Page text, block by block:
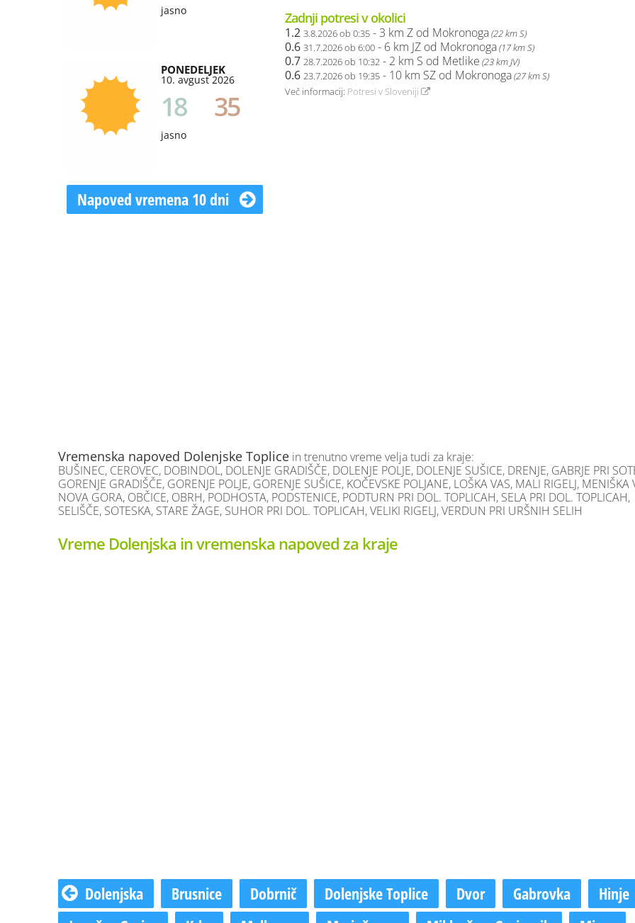
jasno
PONEDELJEK
10. avgust 2026
18 35
jasno
Napoved vremena 10 dni
Zadnji potresi v okolici
1.2 3.8.2026 ob 0:35 - 3 km Z od Mokronoga(22 km S)
0.6 31.7.2026 ob 6:00 - 6 km JZ od Mokronoga(17 km S)
0.7 28.7.2026 ob 10:32 - 2 km S od Metlike (23 km JV)
0.6 23.7.2026 ob 19:35 - 10 km SZ od Mokronoga(27 km S)
Več informacij: Potresi v Sloveniji
Vremenska napoved Dolenjske Toplice in trenutno vreme velja tudi za kraje:
BUŠINEC, CEROVEC, DOBINDOL, DOLENJE GRADIŠČE, DOLENJE POLJE, DOLENJE SUŠICE, DRENJE, GABRJE PRI
GORENJE GRADIŠČE, GORENJE POLJE, GORENJE SUŠICE, KOČEVSKE POLJANE, LOŠKA VAS, MALI RIGELJ, MENIŠKA
NOVA GORA, OBČICE, OBRH, PODHOSTA, PODSTENICE, PODTURN PRI DOL. TOPLICAH, SELA PRI DOL. TOPLICAH,
SELIŠČE, SOTESKA, STARE ŽAGE, SUHOR PRI DOL. TOPLICAH, VELIKI RIGELJ, VERDUN PRI URŠNIH SELIH
Vreme Dolenjska in vremenska napoved za kraje
Dolenjska Brusnice Dobrnič Dolenjske Toplice Dvor Gabrovka
Hinje